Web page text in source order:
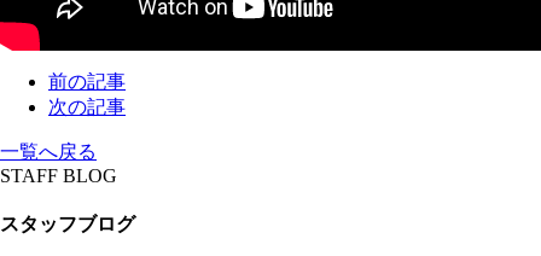
前の記事
次の記事
一覧へ戻る
STAFF BLOG
スタッフブログ